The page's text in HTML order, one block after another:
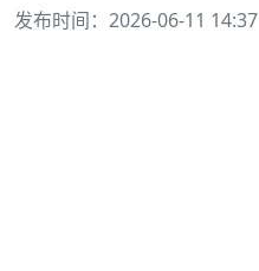
发布时间：2026-06-11 14:37